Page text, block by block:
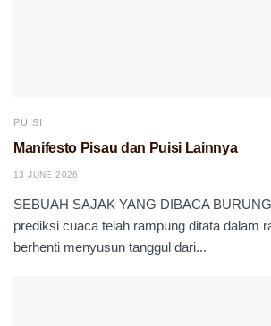
PUISI
Manifesto Pisau dan Puisi Lainnya
13 JUNE 2026
SEBUAH SAJAK YANG DIBACA
prediksi cuaca telah rampung ditata dalam
berhenti menyusun tanggul dari...